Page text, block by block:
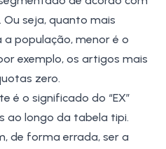
seja, quanto mais
população, menor é o
exemplo, os artigos mais
zero.
é o significado do “EX”
ao longo da tabela tipi.
de forma errada, ser a